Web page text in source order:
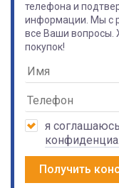
телефона и
информации. Мы с
все Ваши
покупок!
я
Получить